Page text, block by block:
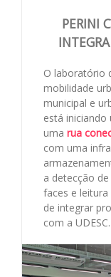
PERINI
O laboratório
mobilidade
municipal e
está iniciando
uma rua
com uma
a detecção
faces e leitura
de integrar
com a UDESC.